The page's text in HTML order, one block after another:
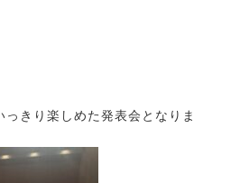
きり楽しめた発表会となりま